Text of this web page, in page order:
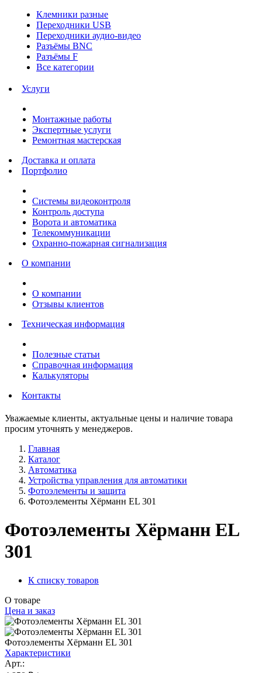
Клемники разные
Переходники USB
Переходники аудио-видео
Разъёмы BNC
Разъёмы F
Все категории
Услуги
Монтажные работы
Экспертные услуги
Ремонтная мастерская
Доставка и оплата
Портфолио
Системы видеоконтроля
Контроль доступа
Ворота и автоматика
Телекоммуникации
Охранно-пожарная сигнализация
О компании
О компании
Отзывы клиентов
Техническая информация
Полезные статьи
Справочная информация
Калькуляторы
Контакты
Уважаемые клиенты, актуальные цены и наличие товара
просим уточнять у менеджеров.
Главная
Каталог
Автоматика
Устройства управления для автоматики
Фотоэлементы и защита
Фотоэлементы Хёрманн EL 301
Фотоэлементы Хёрманн EL
301
К списку товаров
О товаре
Цена и заказ
Фотоэлементы Хёрманн EL 301
Характеристики
Арт.: